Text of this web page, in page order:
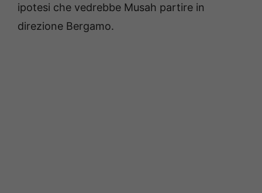
ipotesi che vedrebbe Musah partire in
direzione Bergamo.